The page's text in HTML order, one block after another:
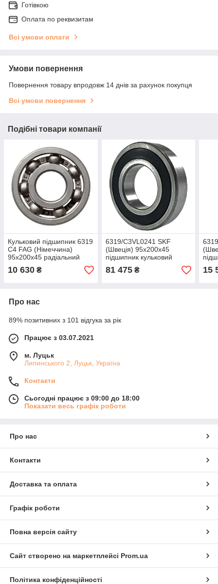
Готівкою
Оплата по реквизитам
Всі умови оплати
Умови повернення
Повернення товару впродовж 14 днів за рахунок покупця
Всі умови повернення
Подібні товари компанії
Кульковий підшипник 6319
C4 FAG (Німеччина)
95x200x45 радіальний
10 630 ₴
6319/C3VL0241 SKF
(Швеція) 95x200x45
підшипник кульковий
радіальний
81 475₴ 15
Про нас
89% позитивних з 101 відгука за рік
Працює з 03.07.2021
м. Луцьк
Липинського 2, Луцьк, Україна
Контакти
Сьогодні працює з 09:00 до 18:00
Показати весь графік роботи
Про нас
Контакти
Доставка та оплата
Графік роботи
Повна версія сайту
Сайт створено на маркетплейсі Prom.ua
Політика конфіденційності